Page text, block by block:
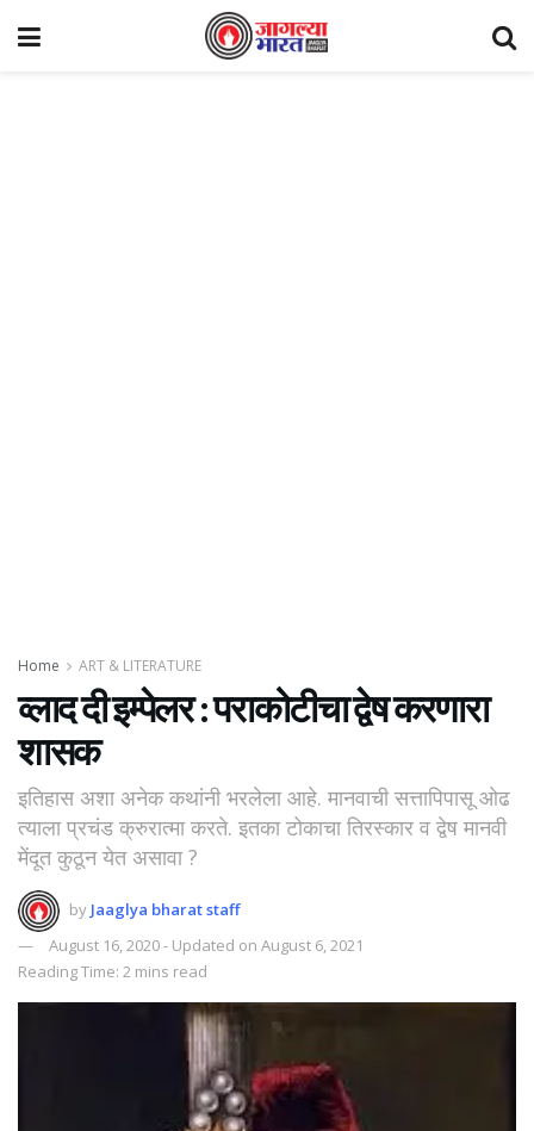
Home ART & LITERATURE
व्लाद दी इम्पेलर : पराकोटीचा द्वेष करणारा
शासक
इतिहास अशा अनेक कथांनी भरलेला आहे. मानवाची सत्तापिपासू ओढ
त्याला प्रचंड क्रुरात्मा करते. इतका टोकाचा तिरस्कार व द्वेष मानवी
मेंदूत कुठून येत असावा ?
by Jaaglya bharat staff
August 16, 2020 - Updated on August 6, 2021
Reading Time: 2 mins read